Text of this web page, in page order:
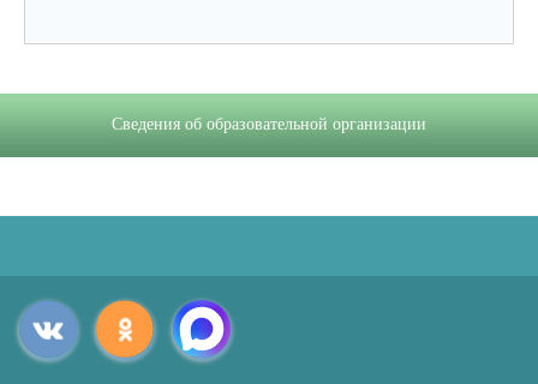
Сведения об образовательной организации